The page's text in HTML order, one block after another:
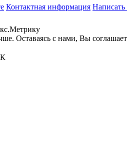
Контактная информация
Оставаясь с нами, Вы